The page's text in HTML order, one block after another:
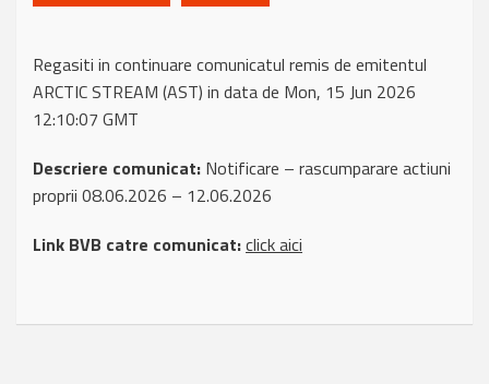
Regasiti in continuare comunicatul remis de emitentul
ARCTIC STREAM (AST) in data de Mon, 15 Jun 2026
12:10:07 GMT
Descriere comunicat: Notificare – rascumparare actiuni
proprii 08.06.2026 – 12.06.2026
Link BVB catre comunicat:click aici